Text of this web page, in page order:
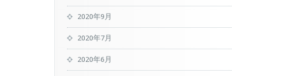
2020年9月
2020年7月
2020年6月